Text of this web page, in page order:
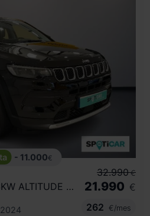
- 11.000€
EHYBRID 1.5 MHEV 96KW ALTITUDE DCT
2024
32.990 €
21.990 €
262
€/mes